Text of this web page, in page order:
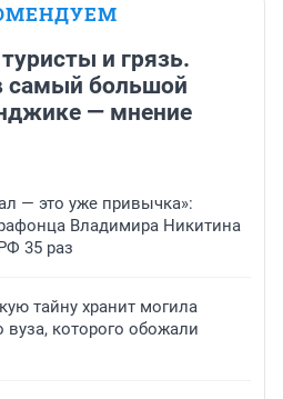
и грязь.
самый большой
— мнение
— это уже привычка»:
Владимира Никитина
35 раз
тайну хранит могила
которого обожали